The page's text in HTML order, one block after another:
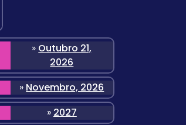
» Outubro 21,
2026
» Novembro, 2026
» 2027